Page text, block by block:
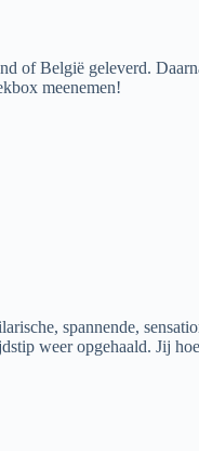
België geleverd.
meenemen!
spannende,
weer opgehaald. Jij